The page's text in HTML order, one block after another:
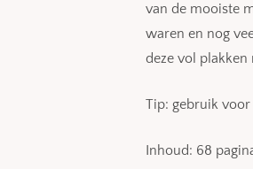
van de mooiste
waren en nog
deze vol plakken
Tip: gebruik voor
Inhoud: 68